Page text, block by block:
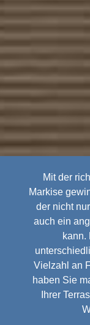
Mit der
Markise
der nicht
auch ein
kann.
Vielzahl an
haben Sie
Ihrer